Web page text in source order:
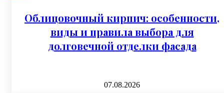
Облицовочный кирпич: особенности,
виды и правила выбора для
долговечной отделки фасада
07.08.2026